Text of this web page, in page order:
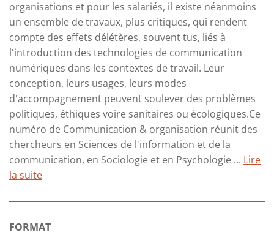
organisations et pour les salariés, il existe néanmoins
un ensemble de travaux, plus critiques, qui rendent
compte des effets délétères, souvent tus, liés à
l'introduction des technologies de communication
numériques dans les contextes de travail. Leur
conception, leurs usages, leurs modes
d'accompagnement peuvent soulever des problèmes
politiques, éthiques voire sanitaires ou écologiques.Ce
numéro de Communication & organisation réunit des
chercheurs en Sciences de l'information et de la
communication, en Sociologie et en Psychologie ... Lire
la suite
FORMAT